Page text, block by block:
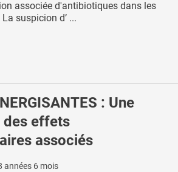
associée d'antibiotiques dans les
suspicion d’ ...
: Une
effets
associés
années 6 mois